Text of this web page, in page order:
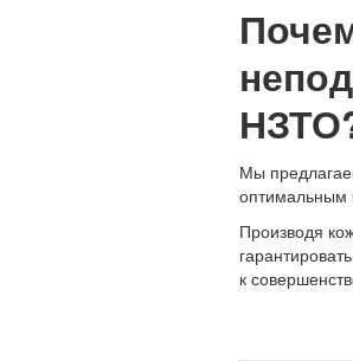
Мы
оптимальным
Производя
к